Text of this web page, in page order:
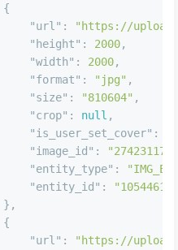
}
"url":
"https://upload-
"height"
2000
"width": 2000,
"format"
: "jpg",
"size" : "810604"
"crop": null
"is_user_set_cover":
"image_id": "27423117"
"entity_type"
:
}